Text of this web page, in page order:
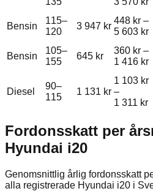
Bensin
115–
120
3 947 kr
448 kr –
5 603 kr
Bensin
105–
155
645 kr
360 kr –
1 416 kr
Diesel
90–
115
1 131 kr
1 103 kr
–
1 311 kr
Fordonsskatt per
Hyundai i20
Genomsnittlig årlig fordonsskatt
alla registrerade Hyundai i20 i